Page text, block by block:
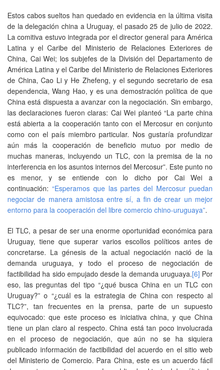
Estos cabos sueltos han quedado en evidencia en la última visita
de la delegación china a Uruguay, el pasado 25 de julio de 2022.
La comitiva estuvo integrada por el director general para América
Latina y el Caribe del Ministerio de Relaciones Exteriores de
China, Cai Wei; los subjefes de la División del Departamento de
América Latina y el Caribe del Ministerio de Relaciones Exteriores
de China, Cao Li y He Zhefeng, y el segundo secretario de esa
dependencia, Wang Hao, y es una demostración política de que
China está dispuesta a avanzar con la negociación. Sin embargo,
las declaraciones fueron claras: Cai Wei planteó “La parte china
está abierta a la cooperación tanto con el Mercosur en conjunto
como con el país miembro particular. Nos gustaría profundizar
aún más la cooperación de beneficio mutuo por medio de
muchas maneras, incluyendo un TLC, con la premisa de la no
interferencia en los asuntos internos del Mercosur”. Este punto no
es menor, y se entiende con lo dicho por Cai Wei a
continuación: “Esperamos que las partes del Mercosur puedan
negociar de manera amistosa entre sí, a fin de crear un mejor
entorno para la cooperación del libre comercio chino-uruguaya”.
El TLC, a pesar de ser una enorme oportunidad económica para
Uruguay, tiene que superar varios escollos políticos antes de
concretarse. La génesis de la actual negociación nació de la
demanda uruguaya, y todo el proceso de negociación de
factibilidad ha sido empujado desde la demanda uruguaya.[6] Por
eso, las preguntas del tipo “¿qué busca China en un TLC con
Uruguay?” o “¿cuál es la estrategia de China con respecto al
TLC?”, tan frecuentes en la prensa, parte de un supuesto
equivocado: que este proceso es iniciativa china, y que China
tiene un plan claro al respecto. China está tan poco involucrada
en el proceso de negociación, que aún no se ha siquiera
publicado información de factibilidad del acuerdo en el sitio web
del Ministerio de Comercio. Para China, este es un acuerdo fácil